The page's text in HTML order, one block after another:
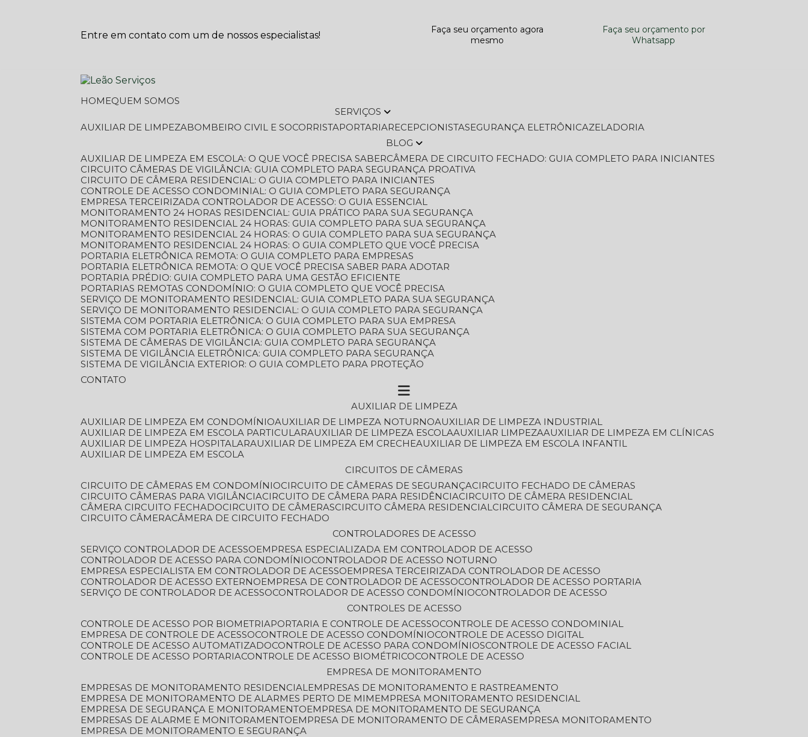
Entre em contato com um de nossos especialistas!
Faça seu orçamento agora
mesmo
Faça seu orçamento por
Whatsapp
HOME
QUEM SOMOS
SERVIÇOS
AUXILIAR DE LIMPEZA
BOMBEIRO CIVIL E SOCORRISTA PORTARIA RECEPCIONISTA SEGURANÇA ELETRÔNICA
ZELADORIA
BLOG
AUXILIAR DE LIMPEZA EM ESCOLA: O QUE VOCÊ PRECISA SABER
CÂMERA DE CIRCUITO FECHADO: GUIA COMPLETO PARA INICIANTES
CIRCUITO CÂMERAS DE VIGILÂNCIA: GUIA COMPLETO PARA SEGURANÇA PROATIVA
CIRCUITO DE CÂMERA RESIDENCIAL: O GUIA COMPLETO PARA INICIANTES
CONTROLE DE ACESSO CONDOMINIAL: O GUIA COMPLETO PARA SEGURANÇA
EMPRESA TERCEIRIZADA CONTROLADOR DE ACESSO: O GUIA ESSENCIAL
MONITORAMENTO 24 HORAS RESIDENCIAL: GUIA PRÁTICO PARA SUA SEGURANÇA
MONITORAMENTO RESIDENCIAL 24 HORAS: GUIA COMPLETO PARA SUA SEGURANÇA
MONITORAMENTO RESIDENCIAL 24 HORAS: O GUIA COMPLETO PARA SUA SEGURANÇA
MONITORAMENTO RESIDENCIAL 24 HORAS: O GUIA COMPLETO QUE VOCÊ PRECISA
PORTARIA ELETRÔNICA REMOTA: O GUIA COMPLETO PARA EMPRESAS
PORTARIA ELETRÔNICA REMOTA: O QUE VOCÊ PRECISA SABER PARA ADOTAR
PORTARIA PRÉDIO: GUIA COMPLETO PARA UMA GESTÃO EFICIENTE
PORTARIAS REMOTAS CONDOMÍNIO: O GUIA COMPLETO QUE VOCÊ PRECISA
SERVIÇO DE MONITORAMENTO RESIDENCIAL: GUIA COMPLETO PARA SUA SEGURANÇA
SERVIÇO DE MONITORAMENTO RESIDENCIAL: O GUIA COMPLETO PARA SEGURANÇA
SISTEMA COM PORTARIA ELETRÔNICA: O GUIA COMPLETO PARA SUA EMPRESA
SISTEMA COM PORTARIA ELETRÔNICA: O GUIA COMPLETO PARA SUA SEGURANÇA
SISTEMA DE CÂMERAS DE VIGILÂNCIA: GUIA COMPLETO PARA SEGURANÇA
SISTEMA DE VIGILÂNCIA ELETRÔNICA: GUIA COMPLETO PARA SEGURANÇA
SISTEMA DE VIGILÂNCIA EXTERIOR: O GUIA COMPLETO PARA PROTEÇÃO
CONTATO
AUXILIAR DE LIMPEZA
AUXILIAR DE LIMPEZA EM CONDOMÍNIO
AUXILIAR DE LIMPEZA NOTURNO
AUXILIAR DE LIMPEZA INDUSTRIAL
AUXILIAR DE LIMPEZA EM ESCOLA PARTICULAR
AUXILIAR DE LIMPEZA ESCOLA AUXILIAR LIMPEZA
AUXILIAR DE LIMPEZA EM CLÍNICAS
AUXILIAR DE LIMPEZA HOSPITALAR
AUXILIAR DE LIMPEZA EM CRECHE
AUXILIAR DE LIMPEZA EM ESCOLA INFANTIL
AUXILIAR DE LIMPEZA EM ESCOLA
CIRCUITOS DE CÂMERAS
CIRCUITO DE CÂMERAS EM CONDOMÍNIO
CIRCUITO DE CÂMERAS DE SEGURANÇA
CIRCUITO FECHADO DE CÂMERAS
CIRCUITO CÂMERAS PARA VIGILÂNCIA
CIRCUITO DE CÂMERA PARA RESIDÊNCIA
CIRCUITO DE CÂMERA RESIDENCIAL
CÂMERA CIRCUITO FECHADO
CIRCUITO DE CÂMERAS CIRCUITO CÂMERA RESIDENCIAL
CIRCUITO CÂMERA DE SEGURANÇA
CIRCUITO CÂMERA
CÂMERA DE CIRCUITO FECHADO
CONTROLADORES DE ACESSO
SERVIÇO CONTROLADOR DE ACESSO
EMPRESA ESPECIALIZADA EM CONTROLADOR DE ACESSO
CONTROLADOR DE ACESSO PARA CONDOMÍNIO
CONTROLADOR DE ACESSO NOTURNO
EMPRESA ESPECIALISTA EM CONTROLADOR DE ACESSO
EMPRESA TERCEIRIZADA CONTROLADOR DE ACESSO
CONTROLADOR DE ACESSO EXTERNO
EMPRESA DE CONTROLADOR DE ACESSO
CONTROLADOR DE ACESSO PORTARIA
SERVIÇO DE CONTROLADOR DE ACESSO
CONTROLADOR DE ACESSO CONDOMÍNIO
CONTROLADOR DE ACESSO
CONTROLES DE ACESSO
CONTROLE DE ACESSO POR BIOMETRIA
PORTARIA E CONTROLE DE ACESSO
CONTROLE DE ACESSO CONDOMINIAL
EMPRESA DE CONTROLE DE ACESSO
CONTROLE DE ACESSO CONDOMÍNIO
CONTROLE DE ACESSO DIGITAL
CONTROLE DE ACESSO AUTOMATIZADO
CONTROLE DE ACESSO PARA CONDOMÍNIOS
CONTROLE DE ACESSO FACIAL
CONTROLE DE ACESSO PORTARIA CONTROLE DE ACESSO BIOMÉTRICO
CONTROLE DE ACESSO
EMPRESA DE MONITORAMENTO
EMPRESAS DE MONITORAMENTO RESIDENCIAL
EMPRESAS DE MONITORAMENTO E RASTREAMENTO
EMPRESA DE MONITORAMENTO DE ALARMES PERTO DE MIM
EMPRESA MONITORAMENTO RESIDENCIAL
EMPRESA DE SEGURANÇA E MONITORAMENTO
EMPRESA DE MONITORAMENTO DE SEGURANÇA
EMPRESAS DE ALARME E MONITORAMENTO
EMPRESA DE MONITORAMENTO DE CÂMERAS
EMPRESA MONITORAMENTO
EMPRESA DE MONITORAMENTO E SEGURANÇA